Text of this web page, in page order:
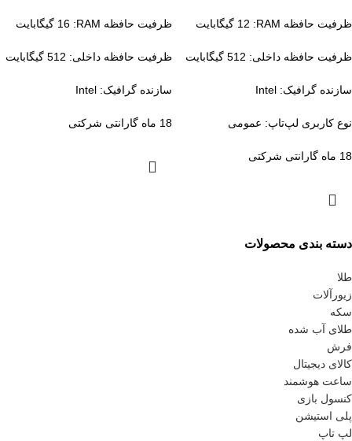
دسته بندی محصولات
طلا
زیورآلات
سکه
طلای آب شده
فرش
کالای دیجیتال
ساعت هوشمند
کنسول بازی
پلی استیشن
لپ تاپ
ظرفیت حافظه RAM:
ظرفیت حافظه داخلی:
سازنده گرافیک:
نوع کاربری لپ‌تاپ: عمومی
18 ماه گارانتی شرکتی
ظرفیت حافظه RAM:
ظرفیت حافظه داخلی:
سازنده گرافیک:
18 ماه گارانتی شرکتی